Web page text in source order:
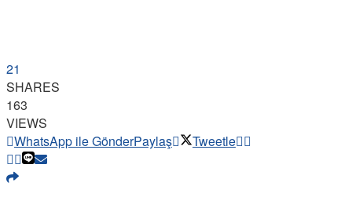
21
SHARES
163
VIEWS
WhatsApp ile GönderPaylaş Tweetle